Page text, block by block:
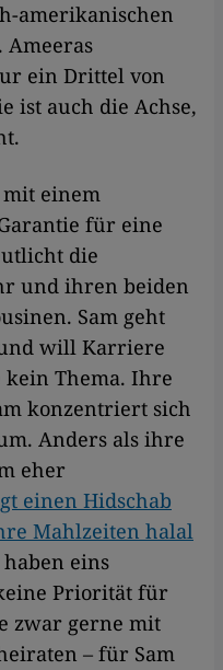
amerikanischen
ein Drittel von
ist auch die Achse,
einem
für eine
die
und ihren beiden
Sam geht
will Karriere
Thema. Ihre
konzentriert sich
Anders als ihre
eher
einen Hidschab
Mahlzeiten halal
eins
Priorität für
zwar gerne mit
– für Sam